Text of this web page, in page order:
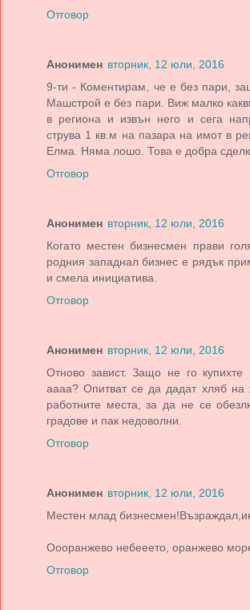
Отговор
Анонимен вторник, 12 юли, 2016
9-ти - Коментирам, че е без пари,
Машстрой е без пари. Виж малко
в региона и извън него и сега
струва 1 кв.м на пазара на имот в
Елма. Няма лошо. Това е добра
Отговор
Анонимен вторник, 12 юли, 2016
Когато местен бизнесмен прави
родния западнал бизнес е рядък
и смела инициатива.
Отговор
Анонимен вторник, 12 юли, 2016
Отново завист. Защо не го
аааа? Опитват се да дадат хляб на
работните места, за да не се
градове и пак недоволни.
Отговор
Анонимен вторник, 12 юли, 2016
Местен млад
Оооранжево небееето, оранжево
Отговор